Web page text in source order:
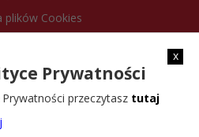
plików Cookies
x
Prywatności
przeczytasz tutaj